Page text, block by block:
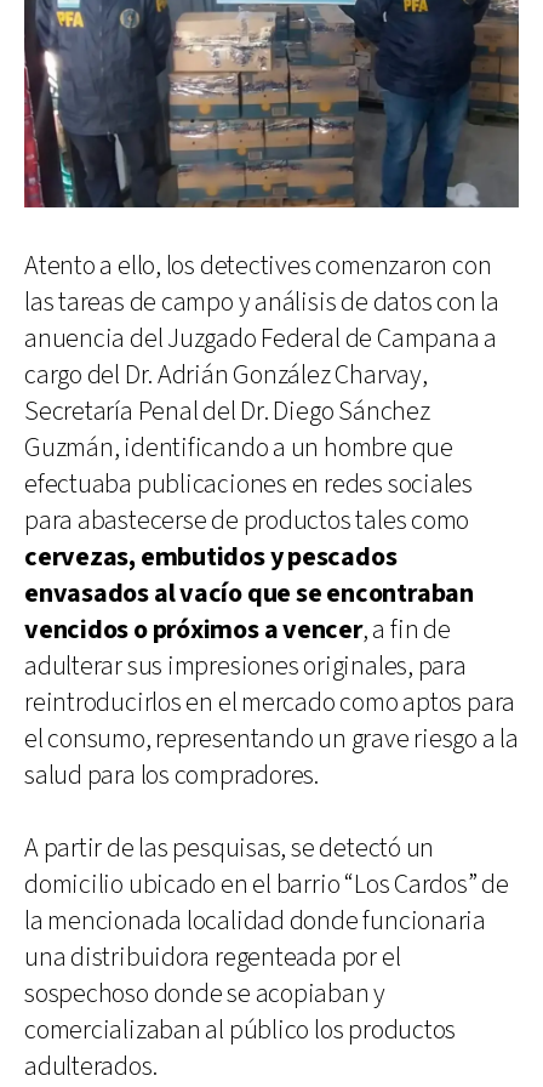
Atento a ello, los detectives comenzaron con
las tareas de campo y análisis de datos con la
anuencia del Juzgado Federal de Campana a
cargo del Dr. Adrián González Charvay,
Secretaría Penal del Dr. Diego Sánchez
Guzmán, identificando a un hombre que
efectuaba publicaciones en redes sociales
para abastecerse de productos tales como
cervezas, embutidos y pescados
envasados al vacío que se encontraban
vencidos o próximos a vencer, a fin de
adulterar sus impresiones originales, para
reintroducirlos en el mercado como aptos para
el consumo, representando un grave riesgo a la
salud para los compradores.
A partir de las pesquisas, se detectó un
domicilio ubicado en el barrio “Los Cardos” de
la mencionada localidad donde funcionaria
una distribuidora regenteada por el
sospechoso donde se acopiaban y
comercializaban al público los productos
adulterados.